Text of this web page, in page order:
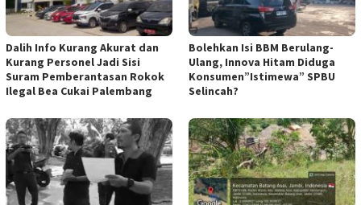
Dalih Info Kurang Akurat dan
Kurang Personel Jadi Sisi
Suram Pemberantasan Rokok
Ilegal Bea Cukai Palembang
Bolehkan Isi BBM Berulang-
Ulang, Innova Hitam Diduga
Konsumen”Istimewa” SPBU
Selincah?